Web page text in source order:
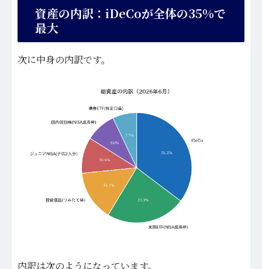
資産の内訳：iDeCoが全体の35%で
最大
次に中身の内訳です。
内訳は次のようになっています。